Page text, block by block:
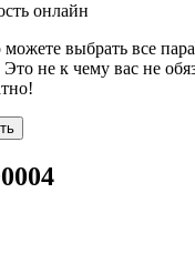
онлайн
выбрать все
не к чему вас не